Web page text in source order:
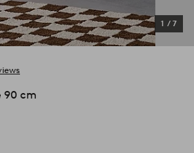
1 / 7
90 cm